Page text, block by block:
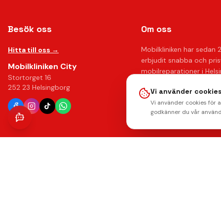
Besök oss
Hitta till oss →
Mobilkliniken City
Stortorget 16
252 23 Helsingborg
Om oss
Mobilkliniken har sedan
erbjudit snabba och
mobilreparationer i
upp till 12 månaders
känna dig trygg hos oss.
Vi använder
Vi använder cookies för
godkänner du vår